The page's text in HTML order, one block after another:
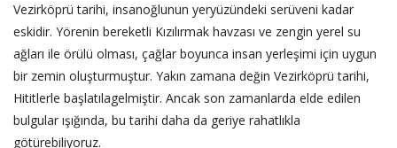
Vezirköprü tarihi, insanoğlunun yeryüzündeki serüveni kadar
eskidir. Yörenin bereketli Kızılırmak havzası ve zengin yerel su
ağları ile örülü olması, çağlar boyunca insan yerleşimi için uygun
bir zemin oluşturmuştur. Yakın zamana değin Vezirköprü tarihi,
Hititlerle başlatılagelmiştir. Ancak son zamanlarda elde edilen
bulgular ışığında, bu tarihi daha da geriye rahatlıkla
götürebiliyoruz.